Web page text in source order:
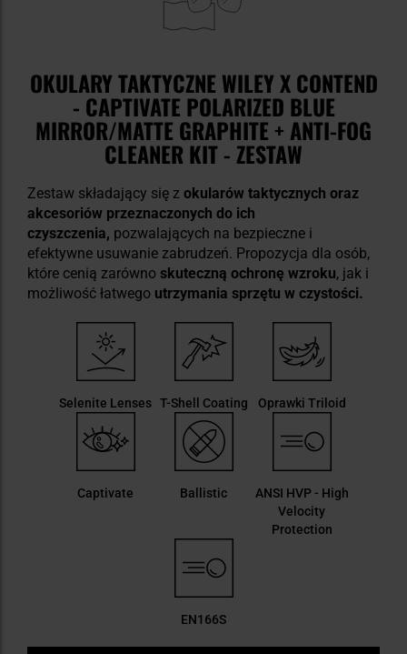
OKULARY TAKTYCZNE WILEY X CONTEND
- CAPTIVATE POLARIZED BLUE
MIRROR/MATTE GRAPHITE + ANTI-FOG
CLEANER KIT - ZESTAW
Zestaw składający się z okularów taktycznych oraz
akcesoriów przeznaczonych do ich
czyszczenia, pozwalających na bezpieczne i
efektywne usuwanie zabrudzeń. Propozycja dla osób,
które cenią zarówno skuteczną ochronę wzroku, jak i
możliwość łatwego utrzymania sprzętu w czystości.
Selenite Lenses T-Shell Coating Oprawki Triloid
Captivate Ballistic
ANSI HVP - High
Velocity
Protection
EN166S